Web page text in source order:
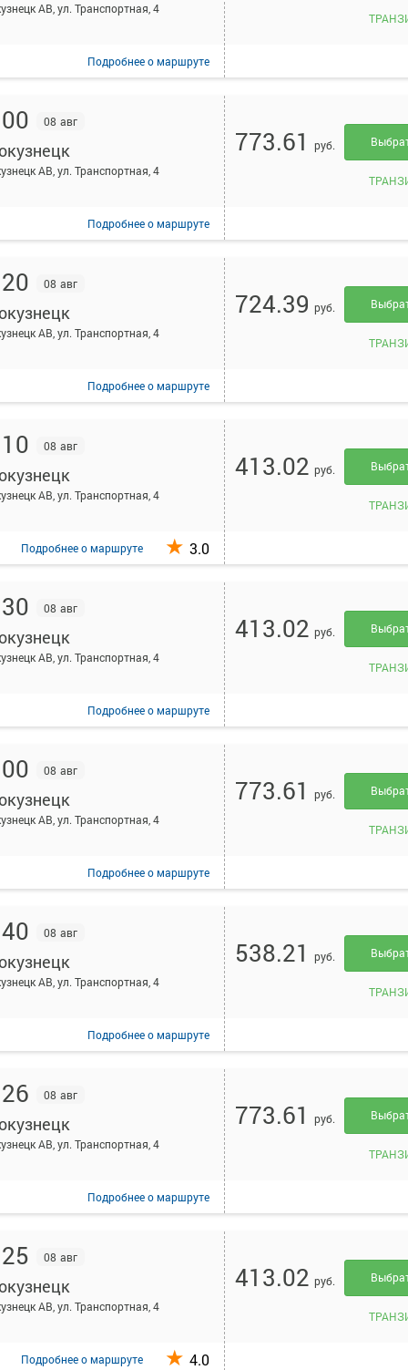
АВ, ул. Транспортная, 4
Подробнеео маршруте
08 авг
АВ, ул. Транспортная, 4
Подробнеео маршруте
773.61 руб.
08 авг
АВ, ул. Транспортная, 4
Подробнеео маршруте
724.39 руб.
08 авг
АВ, ул. Транспортная, 4
Подробнеео маршруте 3.0
413.02 руб.
08 авг
АВ, ул. Транспортная, 4
Подробнеео маршруте
413.02 руб.
08 авг
АВ, ул. Транспортная, 4
Подробнеео маршруте
773.61 руб.
08 авг
АВ, ул. Транспортная, 4
Подробнеео маршруте
538.21 руб.
08 авг
АВ, ул. Транспортная, 4
Подробнеео маршруте
773.61 руб.
08 авг
АВ, ул. Транспортная, 4
Подробнеео маршруте 4.0
413.02 руб.